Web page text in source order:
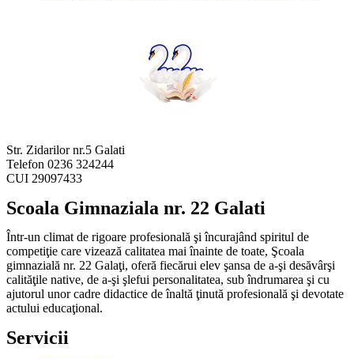
Str. Zidarilor nr.5 Galati
Telefon 0236 324244
CUI 29097433
Scoala Gimnaziala nr. 22 Galati
Într-un climat de rigoare profesională şi încurajând spiritul de
competiţie care vizează calitatea mai înainte de toate, Şcoala
gimnazială nr. 22 Galaţi, oferă fiecărui elev şansa de a-şi desăvârşi
calităţile native, de a-şi şlefui personalitatea, sub îndrumarea şi cu
ajutorul unor cadre didactice de înaltă ţinută profesională şi devotate
actului educaţional.
Servicii